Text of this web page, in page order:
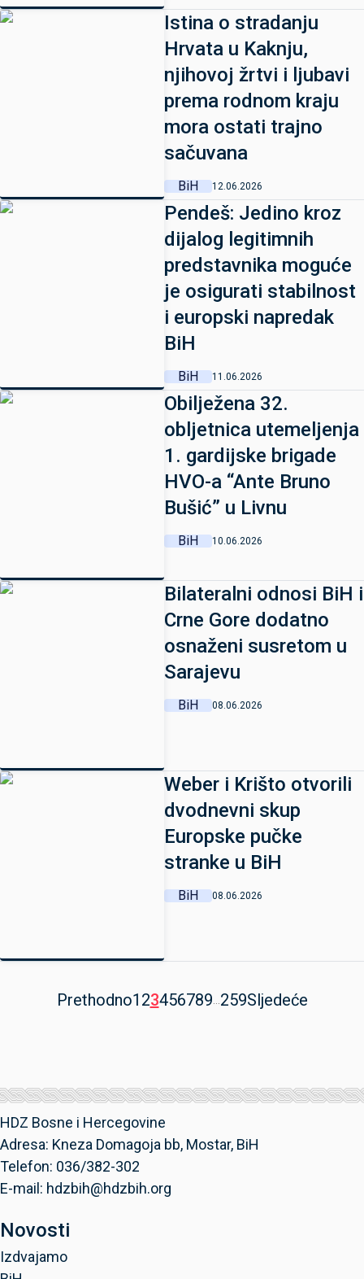
Istina o stradanju
Hrvata u Kaknju,
njihovoj žrtvi i ljubavi
prema rodnom kraju
mora ostati trajno
sačuvana
BiH 12.06.2026
Pendeš: Jedino kroz
dijalog legitimnih
predstavnika moguće
je osigurati stabilnost
i europski napredak
BiH
BiH 11.06.2026
Obilježena 32.
obljetnica utemeljenja
1. gardijske brigade
HVO-a “Ante Bruno
Bušić” u Livnu
BiH 10.06.2026
Bilateralni odnosi BiH i
Crne Gore dodatno
osnaženi susretom u
Sarajevu
BiH 08.06.2026
Weber i Krišto otvorili
dvodnevni skup
Europske pučke
stranke u BiH
BiH 08.06.2026
Prethodno1 23456789 259Sljedeće
HDZ Bosne i Hercegovine
Adresa: Kneza Domagoja bb, Mostar, BiH
Telefon: 036/382-302
E-mail: hdzbih@hdzbih.org
Novosti
Izdvajamo